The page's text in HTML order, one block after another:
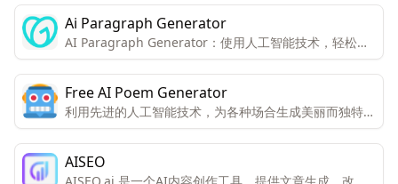
Ai Paragraph Generator
AI Paragraph Generator：使用人工智能技术，轻松生
成段落。包括高效的内容创建、多风格写作适应性、SEO
优化内容、节省时间的解决方案、定制选项和可靠的准确
性。
Free AI Poem Generator
利用先进的人工智能技术，为各种场合生成美丽而独特的
诗歌。用户只需输入一些关键词或主题，AI机器人会完成
诗歌创作。
AISEO